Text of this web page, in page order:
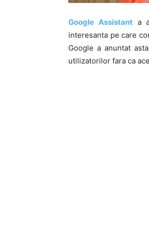
Google Assistanta
interesanta pe care
Google a anuntat
utilizatorilor fara ca